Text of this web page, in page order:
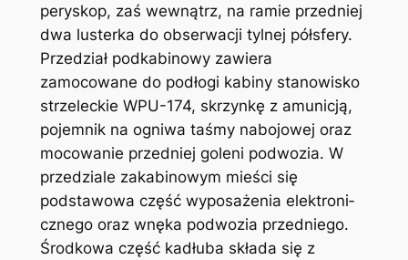
peryskop, zaś wewnątrz, na ramie przedniej
dwa lusterka do obserwacji tylnej półsfery.
Przedział podkabinowy zawiera
zamocowane do podłogi kabiny stanowisko
strzeleckie WPU-174, skrzynkę z amunicją,
pojemnik na ogniwa taśmy nabo­jowej oraz
mocowanie przedniej goleni podwozia. W
przedziale zakabinowym mieści się
podstawo­wa część wyposażenia elektroni­
cznego oraz wnęka podwozia przedniego.
Środkowa część kadłuba składa się z